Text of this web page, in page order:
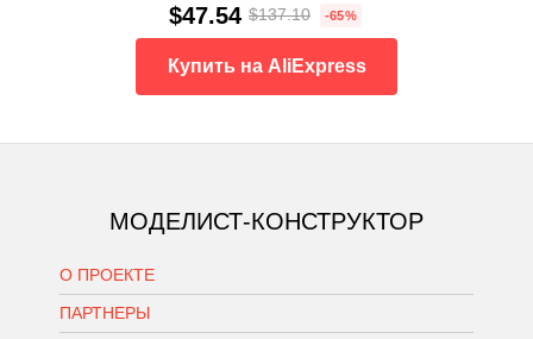
$47.54 $137.10 -65%
Купить на AliExpress
МОДЕЛИСТ-КОНСТРУКТОР
О ПРОЕКТЕ
ПАРТНЕРЫ